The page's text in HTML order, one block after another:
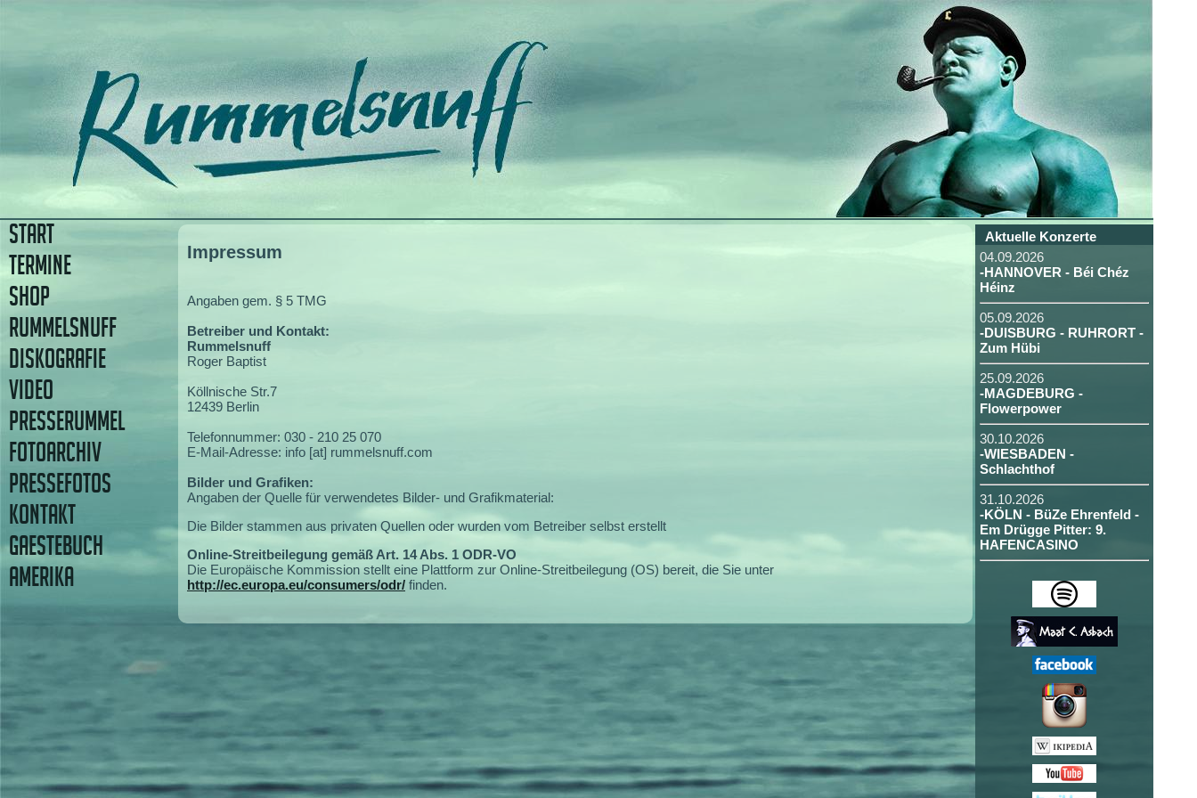
Impressum
Angaben gem. § 5 TMG
Betreiber und Kontakt:
Rummelsnuff
Roger Baptist
Köllnische Str.7
12439 Berlin
Telefonnummer: 030 - 210 25 070
E-Mail-Adresse: info [at] rummelsnuff.com
Bilder und Grafiken:
Angaben der Quelle für verwendetes Bilder- und Grafikmaterial:
Die Bilder stammen aus privaten Quellen oder wurden vom Betreiber selbst erstellt
Online-Streitbeilegung gemäß Art. 14 Abs. 1 ODR-VO
Die Europäische Kommission stellt eine Plattform zur Online-Streitbeilegung (OS) bereit, die Sie unter
http://ec.europa.eu/consumers/odr/ finden.
START
TERMINE
SHOP
RUMMELSNUFF
DISKOGRAFIE
VIDEO
PRESSERUMMEL
FOTOARCHIV
PRESSEFOTOS
KONTAKT
GAESTEBUCH
AMERIKA
Aktuelle Konzerte
04.09.2026
-HANNOVER - Béi Chéz
Héinz
05.09.2026
-DUISBURG - RUHRORT -
Zum Hübi
25.09.2026
-MAGDEBURG -
Flowerpower
30.10.2026
-WIESBADEN -
Schlachthof
31.10.2026
-KÖLN - BüZe Ehrenfeld -
Em Drügge Pitter: 9.
HAFENCASINO